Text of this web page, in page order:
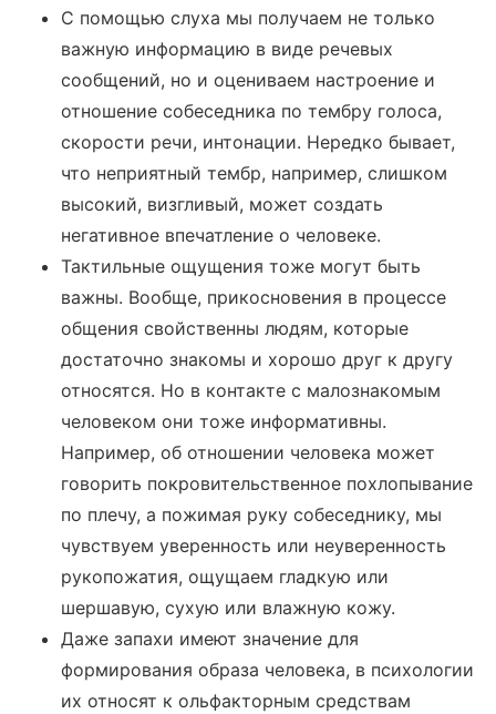
С помощью слуха мы получаем не только
важную информацию в виде речевых
сообщений, но и оцениваем настроение и
отношение собеседника по тембру голоса,
скорости речи, интонации. Нередко бывает,
что неприятный тембр, например, слишком
высокий, визгливый, может создать
негативное впечатление о человеке.
Тактильные ощущения тоже могут быть
важны. Вообще, прикосновения в процессе
общения свойственны людям, которые
достаточно знакомы и хорошо друг к другу
относятся. Но в контакте с малознакомым
человеком они тоже информативны.
Например, об отношении человека может
говорить покровительственное похлопывание
по плечу, а пожимая руку собеседнику, мы
чувствуем уверенность или неуверенность
рукопожатия, ощущаем гладкую или
шершавую, сухую или влажную кожу.
Даже запахи имеют значение для
формирования образа человека, в психологии
их относят к ольфакторным средствам